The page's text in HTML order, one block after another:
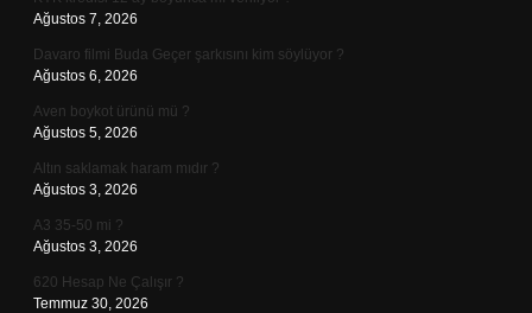
Ağustos 7, 2026
Davaro filmi Buda Geçer şarkısını kim söylüyor ?
Ağustos 6, 2026
Aven boykot ürünü mü ?
Ağustos 5, 2026
Altın saklamak haram mıdır ?
Ağustos 3, 2026
A3 35-50 mi ?
Ağustos 3, 2026
620 Hesap Ne Çalışır ?
Temmuz 30, 2026